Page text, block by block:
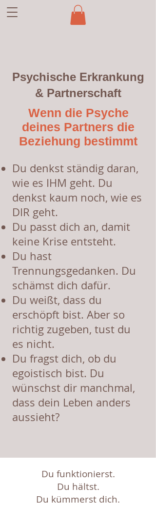
Psychische Erkrankung
& Partnerschaft
Wenn die Psyche
deines Partners die
Beziehung bestimmt
Du denkst ständig daran,
wie es IHM geht. Du
denkst kaum noch, wie es
DIR geht.
Du passt dich an, damit
keine Krise entsteht.
Du hast
Trennungsgedanken. Du
schämst dich dafür.
Du weißt, dass du
erschöpft bist. Aber so
richtig zugeben, tust du
es nicht.
Du fragst dich, ob du
egoistisch bist. Du
wünschst dir manchmal,
dass dein Leben anders
aussieht?
Du funktionierst.
Du hältst.
Du kümmerst dich.